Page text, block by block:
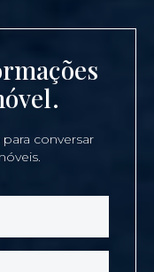
para conversar